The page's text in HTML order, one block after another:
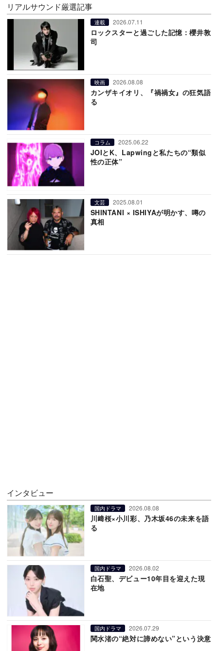
リアルサウンド厳選記事
連載 2026.07.11
ロックスターと過ごした記憶：櫻井敦
司
映画 2026.08.08
カンザキイオリ、『禍禍女』の狂気語
る
コラム 2025.06.22
JOIとK、Lapwingと私たちの“類似
性の正体”
文芸 2025.08.01
SHINTANI × ISHIYAが明かす、噂の
真相
インタビュー
国内ドラマ 2026.08.08
川﨑桜×小川彩、乃木坂46の未来を語
る
国内ドラマ 2026.08.02
白石聖、デビュー10年目を迎えた現
在地
国内ドラマ 2026.07.29
関水渚の“絶対に諦めない”という決意